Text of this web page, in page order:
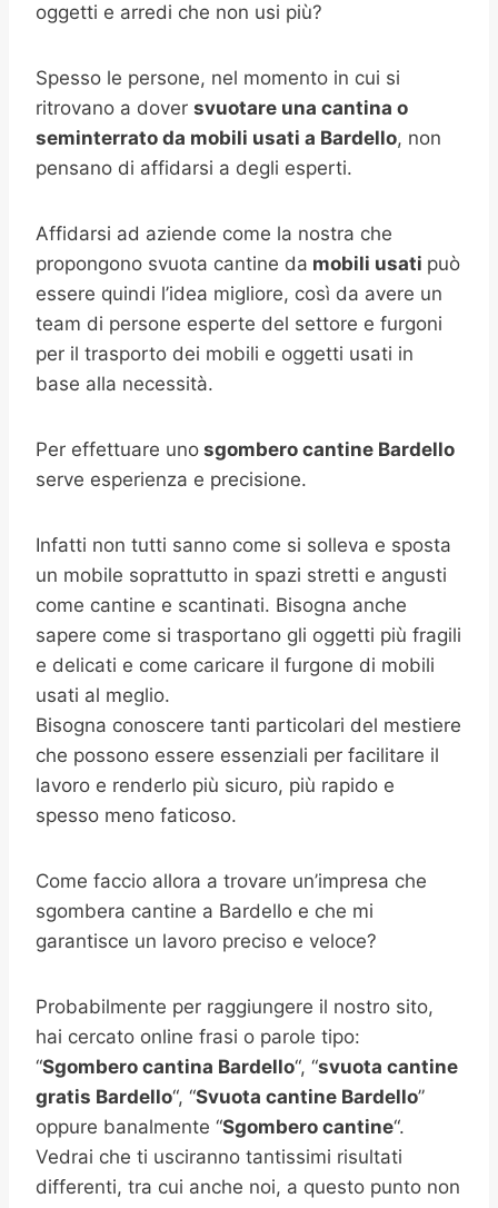
oggetti e arredi che non usi più?
Spesso le persone, nel momento in cui si
ritrovano a dover svuotare una cantina o
seminterrato da mobili usati a Bardello, non
pensano di affidarsi a degli esperti.
Affidarsi ad aziende come la nostra che
propongono svuota cantine da mobili usati può
essere quindi l’idea migliore, così da avere un
team di persone esperte del settore e furgoni
per il trasporto dei mobili e oggetti usati in
base alla necessità.
Per effettuare uno sgombero cantine Bardello
serve esperienza e precisione.
Infatti non tutti sanno come si solleva e sposta
un mobile soprattutto in spazi stretti e angusti
come cantine e scantinati. Bisogna anche
sapere come si trasportano gli oggetti più fragili
e delicati e come caricare il furgone di mobili
usati al meglio.
Bisogna conoscere tanti particolari del mestiere
che possono essere essenziali per facilitare il
lavoro e renderlo più sicuro, più rapido e
spesso meno faticoso.
Come faccio allora a trovare un’impresa che
sgombera cantine a Bardello e che mi
garantisce un lavoro preciso e veloce?
Probabilmente per raggiungere il nostro sito,
hai cercato online frasi o parole tipo:
“Sgombero cantina Bardello“, “svuota cantine
gratis Bardello“, “Svuota cantine Bardello”
oppure banalmente “Sgombero cantine“.
Vedrai che ti usciranno tantissimi risultati
differenti, tra cui anche noi, a questo punto non